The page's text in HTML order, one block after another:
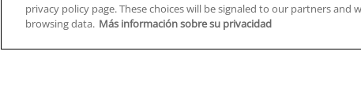
Cursos en Araba/Álava
Cursos en Badajoz
Cursos
Cursos
privacy policy page. These choices will be signaled to our partners and
browsing data. Más información sobre su privacidad